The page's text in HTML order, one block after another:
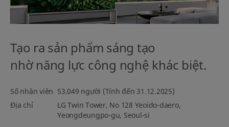
Tạo ra sản phẩm sáng tạo
nhờ năng lực công nghệ khác biệt.
Số nhân viên 53.049 người (Tính đến 31.12.2025)
Địa chỉ
LG Twin Tower, No 128 Yeoido-daero,
Yeongdeungpo-gu, Seoul-si